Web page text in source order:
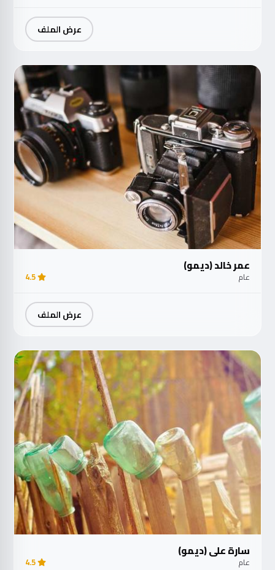
عرض الملف
عمر خالد (ديمو)
عام 4.5
عرض الملف
سارة علي (ديمو)
عام 4.5